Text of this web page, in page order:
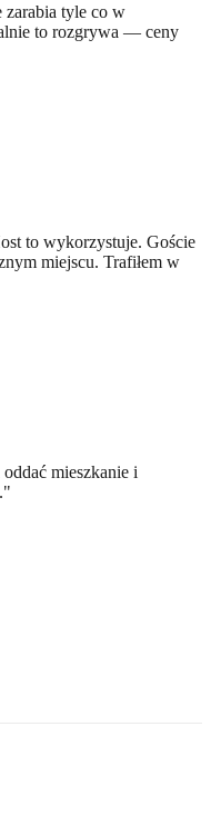
zarabia tyle co w
to rozgrywa — ceny
to wykorzystuje. Goście
miejscu. Trafiłem w
mieszkanie i
"